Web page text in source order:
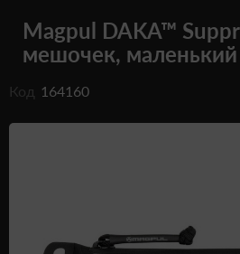
Пистолеты
Оптика
Тюнинг
Дроны (БПЛА)
Magpul DAKA™
мешочек,
Код 164160